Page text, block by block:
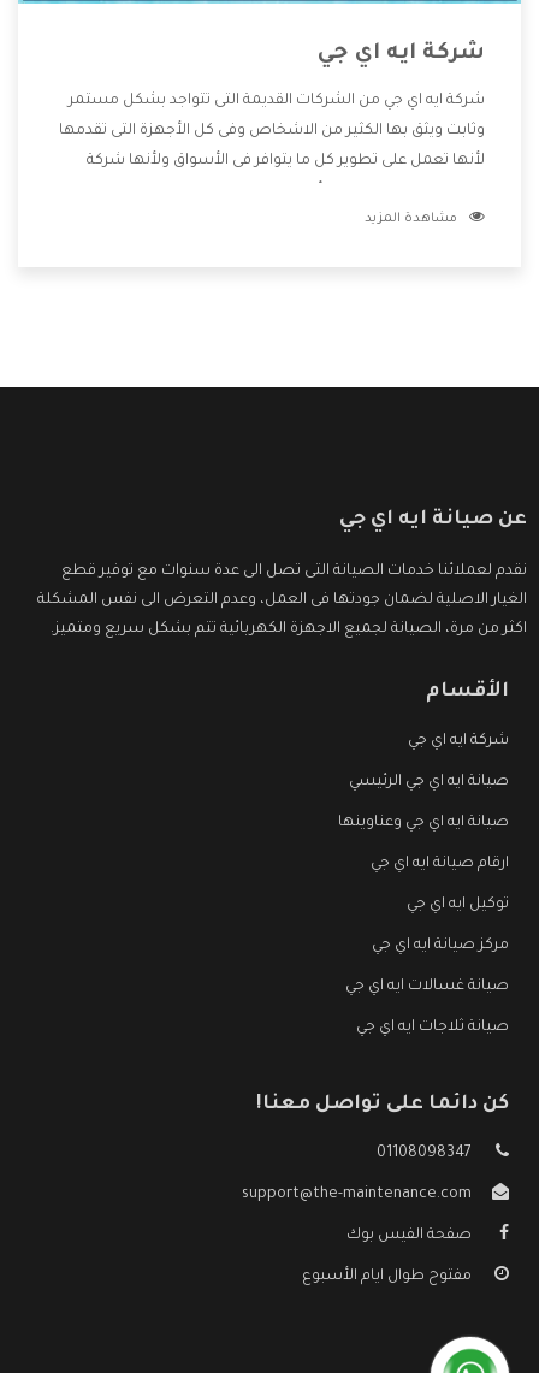
شركة ايه اي جي
شركة ايه اي جي من الشركات القديمة التى تتواجد بشكل مستمر
وثابت ويثق بها الكثير من الاشخاص وفى كل الأجهزة التى تقدمها
لأنها تعمل على تطوير كل ما يتوافر فى الأسواق ولأنها شركة
وتقدم للعملاء أقوى العروض والخصومات التى تسهل على
مشاهدة المزيد
عن صيانة ايه اي جي
نقدم لعملائنا خدمات الصيانة التى تصل الى عدة سنوات مع توفير قطع
الغيار الاصلية لضمان جودتها فى العمل، وعدم التعرض الى نفس المشكلة
اكثر من مرة، الصيانة لجميع الاجهزة الكهربائية تتم بشكل سريع ومتميز.
الأقسام
شركة ايه اي جي
صيانة ايه اي جي الرئيسي
صيانة ايه اي جي وعناوينها
ارقام صيانة ايه اي جي
توكيل ايه اي جي
مركز صيانة ايه اي جي
صيانة غسالات ايه اي جي
صيانة ثلاجات ايه اي جي
كن دائما على تواصل معنا!
01108098347
support@the-maintenance.com
صفحة الفيس بوك
مفتوح طوال ايام الأسبوع